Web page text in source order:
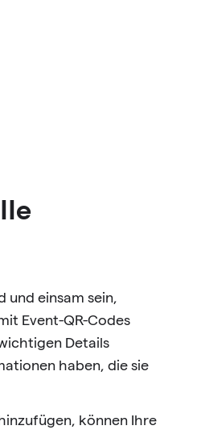
und einsam sein,
Event-QR-Codes
Details
haben, die sie
können Ihre